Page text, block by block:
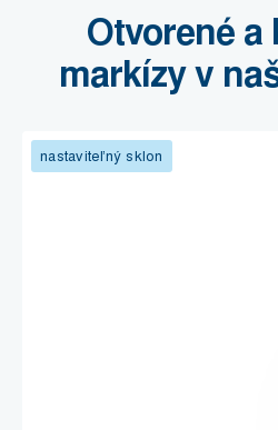
Otvorené a
markízy v
nastaviteľný sklon